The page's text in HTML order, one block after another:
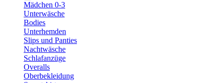
Mädchen 0-3
Unterwäsche
Bodies
Unterhemden
Slips und Panties
Nachtwäsche
Schlafanzüge
Overalls
Oberbekleidung